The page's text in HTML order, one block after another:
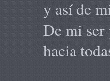
y así de
De mi ser
hacia